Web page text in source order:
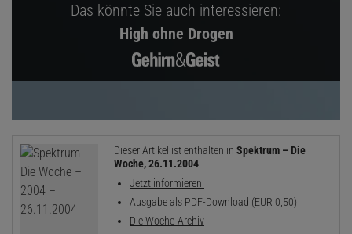
Das könnte Sie auch interessieren:
High ohne Drogen
Dieser Artikel ist enthalten in Spektrum – Die
Woche, 26.11.2004
Jetzt informieren!
Ausgabe als PDF-Download (EUR 0,50)
Die Woche-Archiv